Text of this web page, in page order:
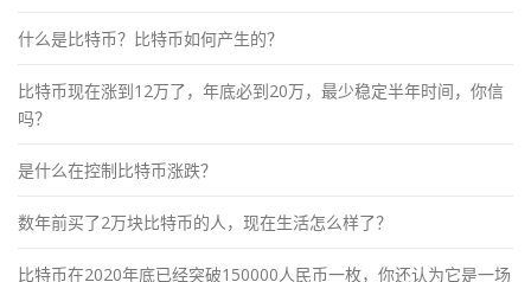
什么是比特币？比特币如何产生的？
比特币现在涨到12万了，年底必到20万，最少稳定半年时间，你信
吗？
是什么在控制比特币涨跌？
数年前买了2万块比特币的人，现在生活怎么样了？
比特币在2020年底已经突破150000人民币一枚，你还认为它是一场